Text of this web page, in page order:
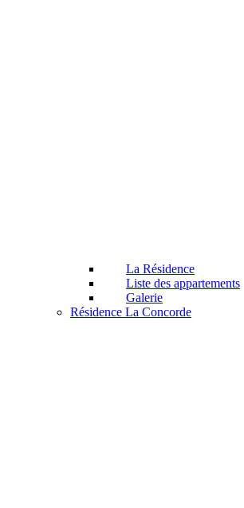
La Résidence
Liste des appartements
Galerie
Résidence La Concorde